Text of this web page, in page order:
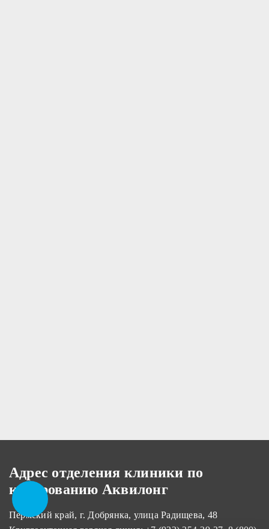
Адрес отделения клиники по
кодированию Аквилонг
Пермский край, г. Добрянка, улица Радищева, 48